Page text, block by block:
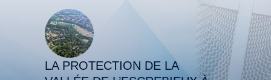
LA PROTECTION DE LA